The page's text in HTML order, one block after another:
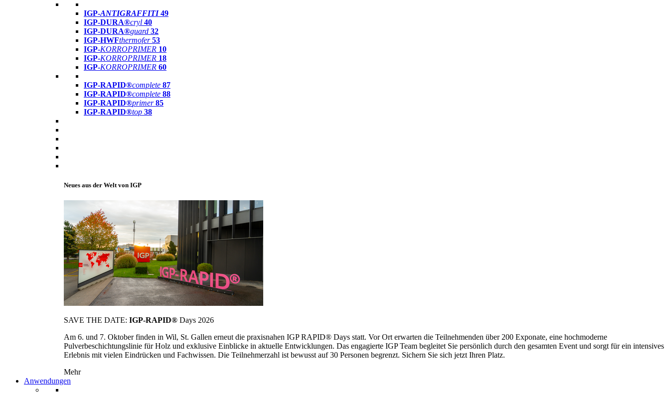
IGP-ANTIGRAFFITI49
IGP-DURA®cryl 40
IGP-DURA®guard 32
IGP-HWFthermofer 53
IGP-KORROPRIMER 10
IGP-KORROPRIMER 18
IGP-KORROPRIMER 60
IGP-RAPID®complete 87
IGP-RAPID®complete 88
IGP-RAPID®primer 85
IGP-RAPID®top 38
Neues aus der Welt von IGP
SAVE THE DATE: IGP-RAPID® Days 2026
Am 6. und 7. Oktober finden in Wil, St. Gallen erneut die praxisnahen IGP RAPID® Days statt. Vor Ort erwarten die Teilnehmenden über 200 Exponate, eine hochmoderne
Pulverbeschichtungslinie für Holz und exklusive Einblicke in aktuelle Entwicklungen. Das engagierte IGP Team begleitet Sie persönlich durch den gesamten Event und sorgt für ein intensives
Erlebnis mit vielen Eindrücken und Fachwissen. Die Teilnehmerzahl ist bewusst auf 30 Personen begrenzt. Sichern Sie sich jetzt Ihren Platz.
Mehr
Anwendungen